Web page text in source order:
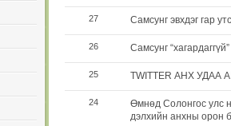
27 Самсунг эвхдэг гар
26 Самсунг
25 TWITTER АНХ
24
Өмнөд Солонгос улс
дэлхийн анхны орон